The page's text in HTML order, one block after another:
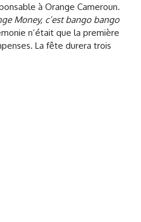
à Orange Cameroun.
Money, c’est bango bango
n’était que la première
La fête durera trois